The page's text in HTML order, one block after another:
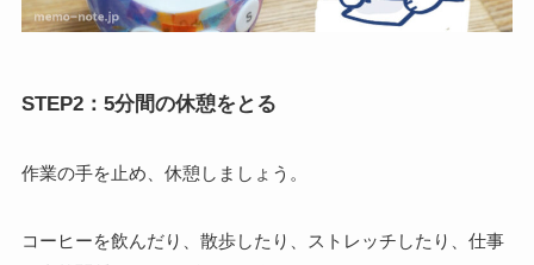
STEP2：5分間の休憩をとる
作業の手を止め、休憩しましょう。
コーヒーを飲んだり、散歩したり、ストレッチしたり、仕事